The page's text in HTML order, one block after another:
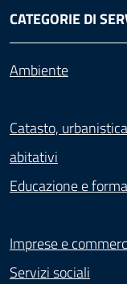
CATEGORIE DI
Ambiente
Catasto,
abitativi
Educazione e
Imprese e
Servizi sociali